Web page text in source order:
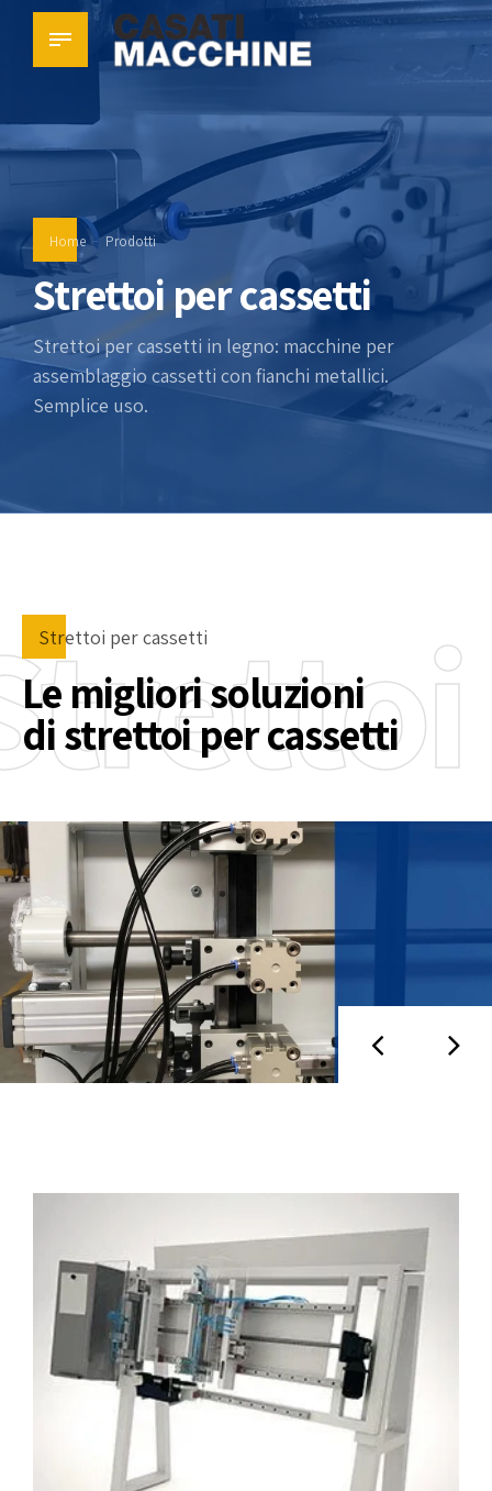
Home Prodotti
Strettoi per cassetti
Strettoi per cassetti in legno: macchine per
assemblaggio cassetti con fianchi metallici.
Semplice uso.
Strettoi per cassetti
Le migliori soluzioni
di strettoi per cassetti